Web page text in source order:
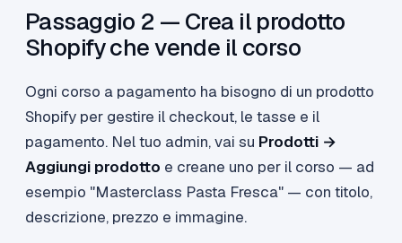
Passaggio 2 — Crea il prodotto
Shopify che vende il corso
Ogni corso a pagamento ha bisogno di un prodotto
Shopify per gestire il checkout, le tasse e il
pagamento. Nel tuo admin, vai su Prodotti →
Aggiungi prodotto e creane uno per il corso — ad
esempio "Masterclass Pasta Fresca" — con titolo,
descrizione, prezzo e immagine.